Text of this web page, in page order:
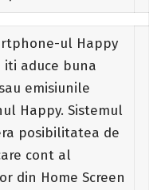
ul Happy
iti aduce buna
emisiunile
Happy. Sistemul
posibilitatea de
cont al
din Home Screen